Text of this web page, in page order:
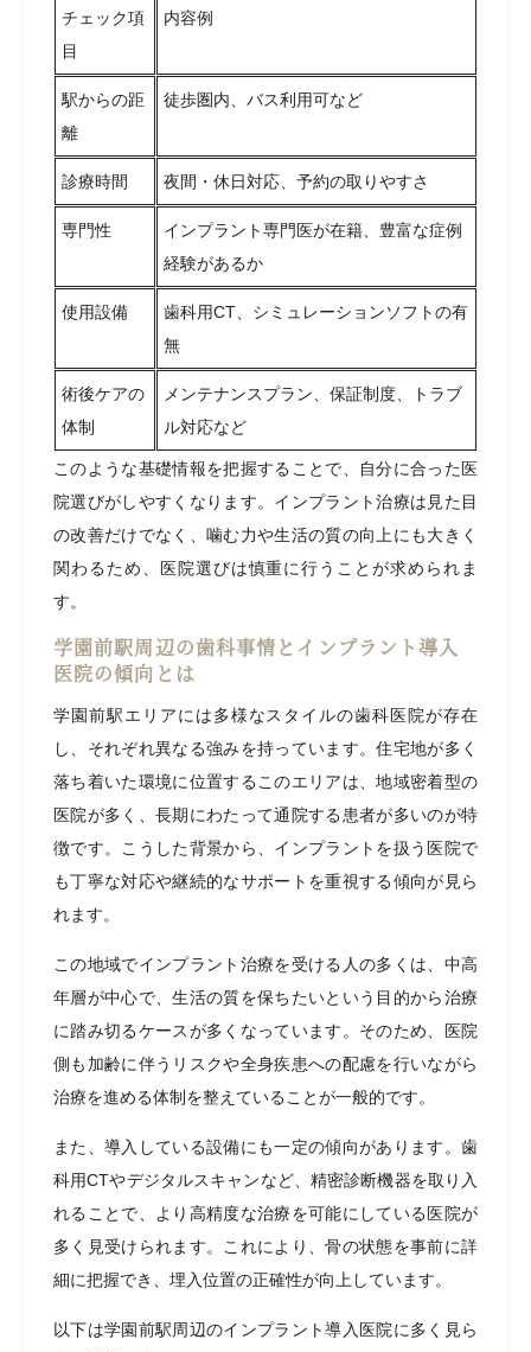
チェック項
目
内容例
駅からの距
離
徒歩圏内、バス利用可など
診療時間 夜間・休日対応、予約の取りやすさ
専門性
インプラント専門医が在籍、豊富な症例
経験があるか
使用設備
歯科用CT、シミュレーションソフトの有
無
術後ケアの
体制
メンテナンスプラン、保証制度、トラブ
ル対応など
このような基礎情報を把握することで、自分に合った医
院選びがしやすくなります。インプラント治療は見た目
の改善だけでなく、噛む力や生活の質の向上にも大きく
関わるため、医院選びは慎重に行うことが求められま
す。
学園前駅周辺の歯科事情とインプラント導入
医院の傾向とは
学園前駅エリアには多様なスタイルの歯科医院が存在
し、それぞれ異なる強みを持っています。住宅地が多く
落ち着いた環境に位置するこのエリアは、地域密着型の
医院が多く、長期にわたって通院する患者が多いのが特
徴です。こうした背景から、インプラントを扱う医院で
も丁寧な対応や継続的なサポートを重視する傾向が見ら
れます。
この地域でインプラント治療を受ける人の多くは、中高
年層が中心で、生活の質を保ちたいという目的から治療
に踏み切るケースが多くなっています。そのため、医院
側も加齢に伴うリスクや全身疾患への配慮を行いながら
治療を進める体制を整えていることが一般的です。
また、導入している設備にも一定の傾向があります。歯
科用CTやデジタルスキャンなど、精密診断機器を取り入
れることで、より高精度な治療を可能にしている医院が
多く見受けられます。これにより、骨の状態を事前に詳
細に把握でき、埋入位置の正確性が向上しています。
以下は学園前駅周辺のインプラント導入医院に多く見ら